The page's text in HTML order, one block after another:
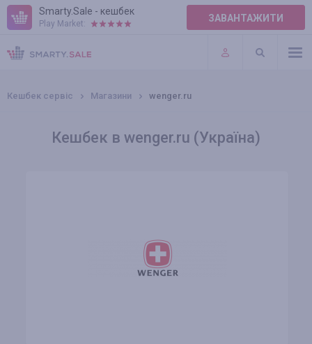
Smarty.Sale - кешбек
Play Market: ЗАВАНТАЖИТИ
ПРАВИЛА
ПЛАГІНИ
Кешбек сервіс Магазини wenger.ru
Кешбек в wenger.ru (Україна)